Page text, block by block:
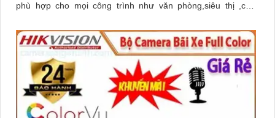
phù hợp cho mọi công trình như văn phòng,siêu thị ,cửa